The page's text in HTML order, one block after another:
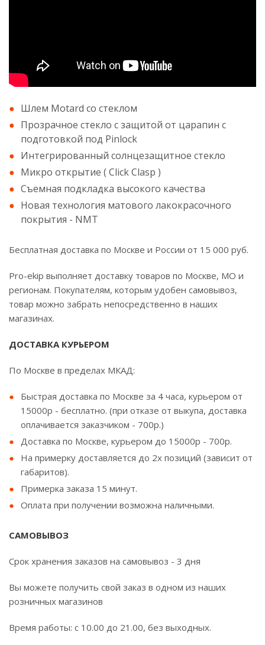
Шлем Motard со стеклом
Прозрачное стекло с защитой от царапин с
подготовкой под Pinlock
Интегрированный солнцезащитное стекло
Микро открытие ( Click Clasp )
Съемная подкладка высокого качества
Новая технология матового лакокрасочного
покрытия - NMT
Бесплатная доставка по Москве и России от 15 000 руб.
Pro-ekip выполняет доставку товаров по Москве, МО и
регионам. Покупателям, которым удобен самовывоз,
товар можно забрать непосредственно в наших
магазинах.
ДОСТАВКА КУРЬЕРОМ
По Москве в пределах МКАД:
Быстрая доставка по Москве за 4 часа, курьером от
15000р - бесплатно. (при отказе от выкупа, доставка
оплачивается заказчиком - 700р.)
Доставка по Москве, курьером до 15000р - 700р.
На примерку доставляется до 2х позиций (зависит от
габаритов).
Примерка заказа 15 минут.
Оплата при получении возможна наличными.
САМОВЫВОЗ
Срок хранения заказов на самовывоз - 3 дня
Вы можете получить свой заказ в одном из наших
розничных магазинов
Время работы: с 10.00 до 21.00, без выходных.